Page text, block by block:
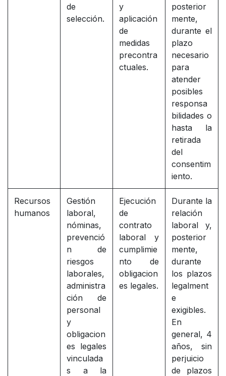
de
selección.
y
aplicación
de
medidas
precontra
ctuales.
posterior
mente,
durante el
plazo
necesario
para
atender
posibles
responsa
bilidades o
hasta la
retirada
del
consentim
iento.
Recursos
humanos
Gestión
laboral,
nóminas,
prevenció
n de
riesgos
laborales,
administra
ción de
personal
y
obligacion
es legales
vinculada
s a la
Ejecución
de
contrato
laboral y
cumplimie
nto de
obligacion
es legales.
Durante la
relación
laboral y,
posterior
mente,
durante
los plazos
legalment
e
exigibles.
En
general, 4
años, sin
perjuicio
de plazos